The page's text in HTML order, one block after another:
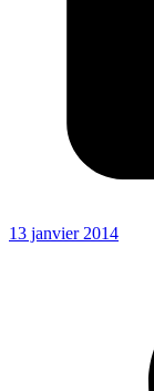
13 janvier 2014